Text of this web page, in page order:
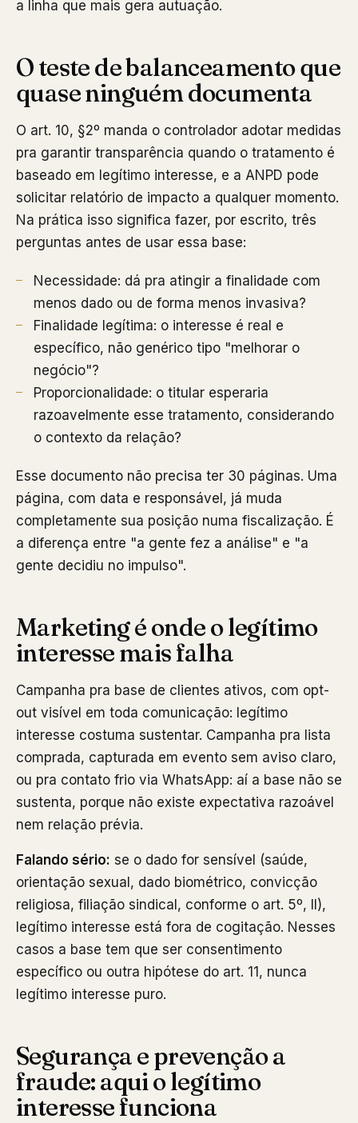
a linha que mais gera autuação.
O teste de balanceamento que
quase ninguém documenta
O art. 10, §2º manda o controlador adotar medidas
pra garantir transparência quando o tratamento é
baseado em legítimo interesse, e a ANPD pode
solicitar relatório de impacto a qualquer momento.
Na prática isso significa fazer, por escrito, três
perguntas antes de usar essa base:
Necessidade: dá pra atingir a finalidade com
menos dado ou de forma menos invasiva?
Finalidade legítima: o interesse é real e
específico, não genérico tipo "melhorar o
negócio"?
Proporcionalidade: o titular esperaria
razoavelmente esse tratamento, considerando
o contexto da relação?
Esse documento não precisa ter 30 páginas. Uma
página, com data e responsável, já muda
completamente sua posição numa fiscalização. É
a diferença entre "a gente fez a análise" e "a
gente decidiu no impulso".
Marketing é onde o legítimo
interesse mais falha
Campanha pra base de clientes ativos, com opt-
out visível em toda comunicação: legítimo
interesse costuma sustentar. Campanha pra lista
comprada, capturada em evento sem aviso claro,
ou pra contato frio via WhatsApp: aí a base não se
sustenta, porque não existe expectativa razoável
nem relação prévia.
Falando sério: se o dado for sensível (saúde,
orientação sexual, dado biométrico, convicção
religiosa, filiação sindical, conforme o art. 5º, II),
legítimo interesse está fora de cogitação. Nesses
casos a base tem que ser consentimento
específico ou outra hipótese do art. 11, nunca
legítimo interesse puro.
Segurança e prevenção a
fraude: aqui o legítimo
interesse funciona